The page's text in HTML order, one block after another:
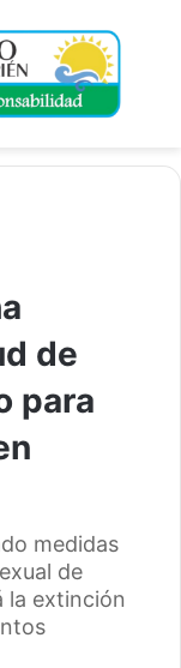
de
para
medidas
de
la extinción